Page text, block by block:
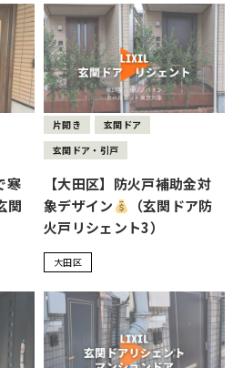
寒
関
片開き
玄関ドア
玄関ドア・引戸
【大田区】防火戸補助金対
象デザイン
（玄関ドア防
火戸リシェント3）
大田区